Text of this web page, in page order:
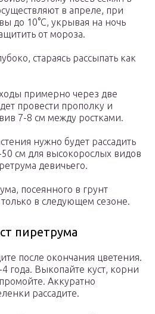
в апреле, при
до 10°С, укрывая на ночь
от мороза.
стараясь рассыпать как
примерно через две
провести прополку и
7-8 см между ростками.
нужно будет рассадить
см для высокорослых видов
девичьего.
посеянного в грунт
в следующем сезоне.
пиретрума
после окончания цветения.
года. Выкопайте куст, корни
Аккуратно
рассадите.